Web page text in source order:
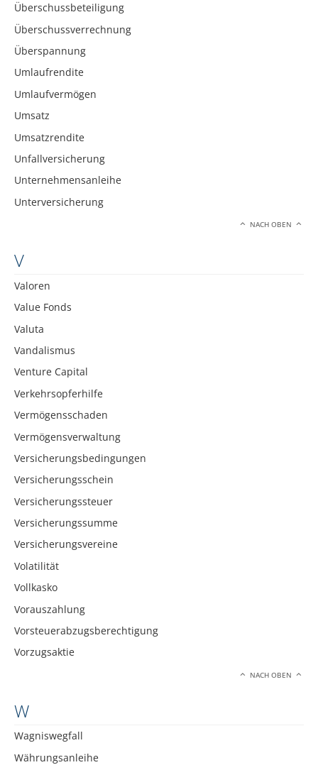
Überschussbeteiligung
Überschussverrechnung
Überspannung
Umlaufrendite
Umlaufvermögen
Umsatz
Umsatzrendite
Unfallversicherung
Unternehmensanleihe
Unterversicherung
NACH OBEN
V
Valoren
Value Fonds
Valuta
Vandalismus
Venture Capital
Verkehrsopferhilfe
Vermögensschaden
Vermögensverwaltung
Versicherungsbedingungen
Versicherungsschein
Versicherungssteuer
Versicherungssumme
Versicherungsvereine
Volatilität
Vollkasko
Vorauszahlung
Vorsteuerabzugsberechtigung
Vorzugsaktie
NACH OBEN
W
Wagniswegfall
Währungsanleihe